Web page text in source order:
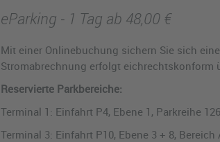
eParking - 1 Tag ab 48,00 €
Mit einer Onlinebuchung sichern Sie sich
Stromabrechnung erfolgt eichrechtskonform
Reservierte Parkbereiche:
Terminal 1: Einfahrt P4, Ebene 1, Parkreihe 126
Terminal 3: Einfahrt P10, Ebene 3 + 8, Bereich